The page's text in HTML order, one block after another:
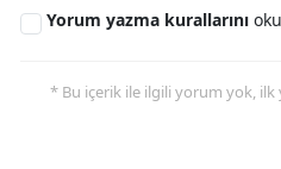
Yorum yazma kurallarını
* Bu içerik ile ilgili yorum yok, ilk